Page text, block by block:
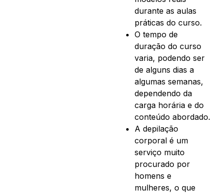
durante as aulas
práticas do curso.
O tempo de
duração do curso
varia, podendo ser
de alguns dias a
algumas semanas,
dependendo da
carga horária e do
conteúdo abordado.
A depilação
corporal é um
serviço muito
procurado por
homens e
mulheres, o que